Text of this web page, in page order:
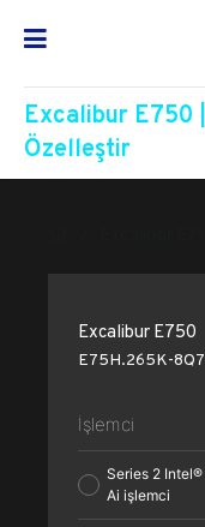
Excalibur E750
Özelleştir
Excalibur E750
E75H.265K-
İşlemci
Series 2
Ai işlemci